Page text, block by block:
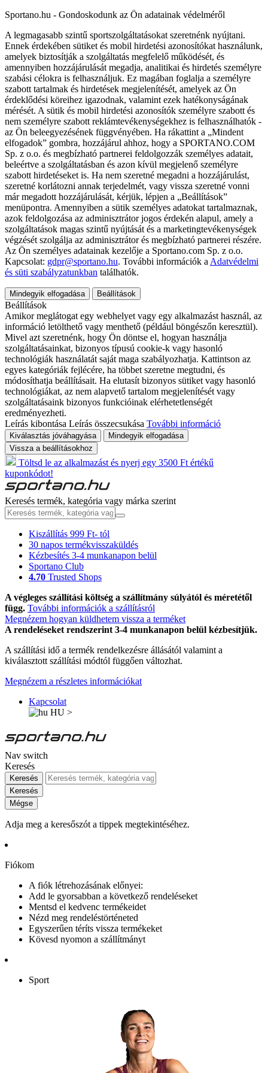
Sportano.hu - Gondoskodunk az Ön adatainak védelméről
A legmagasabb szintű sportszolgáltatásokat szeretnénk nyújtani.
Ennek érdekében sütiket és mobil hirdetési azonosítókat használunk,
amelyek biztosítják a szolgáltatás megfelelő működését, és
amennyiben hozzájárulását megadja, analitikai és hirdetés személyre
szabási célokra is felhasználjuk. Ez magában foglalja a személyre
szabott tartalmak és hirdetések megjelenítését, amelyek az Ön
érdeklődési köreihez igazodnak, valamint ezek hatékonyságának
mérését. A sütik és mobil hirdetési azonosítók személyre szabott és
nem személyre szabott reklámtevékenységekhez is felhasználhatók -
az Ön beleegyezésének függvényében. Ha rákattint a „Mindent
elfogadok” gombra, hozzájárul ahhoz, hogy a SPORTANO.COM
Sp. z o.o. és megbízható partnerei feldolgozzák személyes adatait,
beleértve a szolgáltatásban és azon kívül megjelenő személyre
szabott hirdetéseket is. Ha nem szeretné megadni a hozzájárulást,
szeretné korlátozni annak terjedelmét, vagy vissza szeretné vonni
már megadott hozzájárulását, kérjük, lépjen a „Beállítások”
menüpontra. Amennyiben a sütik személyes adatokat tartalmaznak,
azok feldolgozása az adminisztrátor jogos érdekén alapul, amely a
szolgáltatások magas szintű nyújtását és a marketingtevékenységek
végzését szolgálja az adminisztrátor és megbízható partnerei részére.
Az Ön személyes adatainak kezelője a Sportano.com Sp. z o.o.
Kapcsolat: gdpr@sportano.hu. További információk a Adatvédelmi
és süti szabályzatunkban találhatók.
Mindegyik elfogadása Beállítások
Beállítások
Amikor meglátogat egy webhelyet vagy egy alkalmazást használ, az
információ letölthető vagy menthető (például böngészőn keresztül).
Mivel azt szeretnénk, hogy Ön döntse el, hogyan használja
szolgáltatásainkat, bizonyos típusú cookie-k vagy hasonló
technológiák használatát saját maga szabályozhatja. Kattintson az
egyes kategóriák fejlécére, ha többet szeretne megtudni, és
módosíthatja beállításait. Ha elutasít bizonyos sütiket vagy hasonló
technológiákat, az nem alapvető tartalom megjelenítését vagy
szolgáltatásaink bizonyos funkcióinak elérhetetlenségét
eredményezheti.
Leírás kibontása Leírás összecsukása További információ
Kiválasztás jóváhagyása
Mindegyik elfogadása
Vissza a beállításokhoz
Töltsd le az alkalmazást és nyerj egy 3500 Ft értékű
kuponkódot!
Keresés termék, kategória vagy márka szerint
Kiszállítás 999 Ft- tól
30 napos termékvisszaküldés
Kézbesítés 3-4 munkanapon belül
Sportano Club
4.70 Trusted Shops
A végleges szállítási költség a szállítmány súlyától és méretétől
függ. További információk a szállításról
Megnézem hogyan küldhetem vissza a terméket
A rendeléseket rendszerint 3-4 munkanapon belül kézbesítjük.
A szállítási idő a termék rendelkezésre állásától valamint a
kiválasztott szállítási módtól függően változhat.
Megnézem a részletes információkat
Kapcsolat
HU >
Nav switch
Keresés
Keresés
Keresés
Mégse
Adja meg a keresőszót a tippek megtekintéséhez.
Fiókom
A fiók létrehozásának előnyei:
Add le gyorsabban a következő rendeléseket
Mentsd el kedvenc termékeidet
Nézd meg rendeléstörténeted
Egyszerűen téríts vissza termékeket
Kövesd nyomon a szállítmányt
Sport